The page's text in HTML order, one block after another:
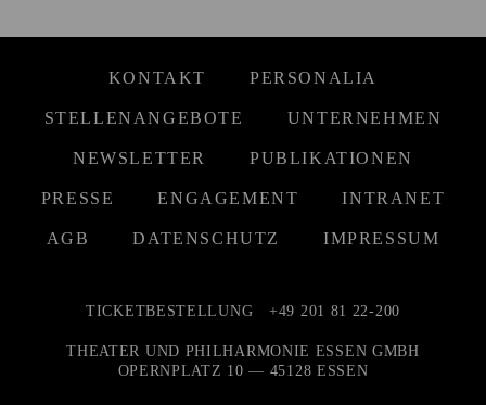
KONTAKT PERSONALIA
STELLENANGEBOTE UNTERNEHMEN
NEWSLETTER PUBLIKATIONEN
PRESSE ENGAGEMENT INTRANET
AGB DATENSCHUTZ IMPRESSUM
TICKETBESTELLUNG +49 201 81 22-200
THEATER UND PHILHARMONIE ESSEN GMBH
OPERNPLATZ 10 — 45128 ESSEN